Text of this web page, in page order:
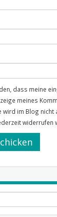
dass meine
meines
wird im Blog nicht
widerrufen